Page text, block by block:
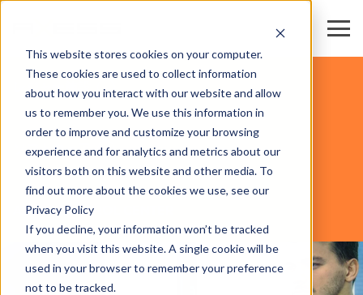
This website stores cookies on your computer.
These cookies are used to collect information
about how you interact with our website and allow
us to remember you. We use this information in
order to improve and customize your browsing
experience and for analytics and metrics about our
visitors both on this website and other media. To
find out more about the cookies we use, see our
Privacy Policy
If you decline, your information won’t be tracked
when you visit this website. A single cookie will be
used in your browser to remember your preference
not to be tracked.
AXESS CONTROL CENTER
ソフトウェア
レジャー施設